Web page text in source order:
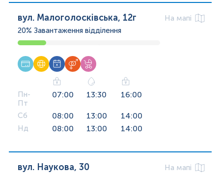
вул. Малоголосківська, 12г
На мапі
20% Завантаження відділення
Пн-
Пт
07:00 13:30 16:00
Сб 08:00 13:00 14:00
Нд 08:00 13:00 14:00
вул. Наукова, 30
На мапі